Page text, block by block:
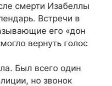
смерти Изабеллы
Встречи в
его «дон
вернуть голос
Был всего один
но звонок